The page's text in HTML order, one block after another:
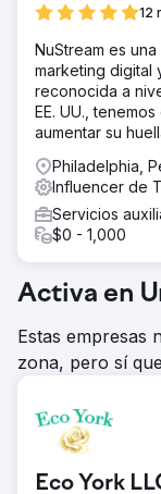
12
NuStream es
marketing digital
reconocida a
EE. UU.,
aumentar su
Philadelphia,
Influencer de
Servicios
$0 - 1,000
Activa en
Estas empresas
zona, pero sí
Eco York